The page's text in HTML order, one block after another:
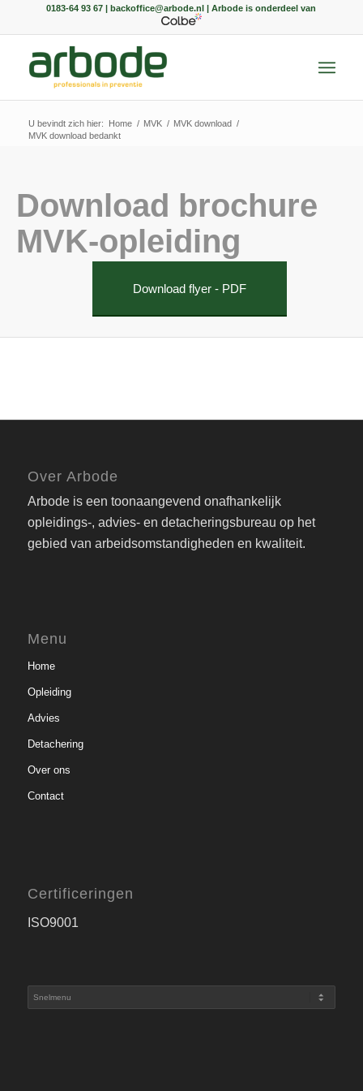
0183-64 93 67 | backoffice@arbode.nl | Arbode is onderdeel van
U bevindt zich hier: Home / MVK / MVK download /
MVK download bedankt
Download brochure
MVK-opleiding
Download flyer - PDF
Over Arbode
Arbode is een toonaangevend onafhankelijk
opleidings-, advies- en detacheringsbureau op het
gebied van arbeidsomstandigheden en kwaliteit.
Menu
Home
Opleiding
Advies
Detachering
Over ons
Contact
Certificeringen
ISO9001